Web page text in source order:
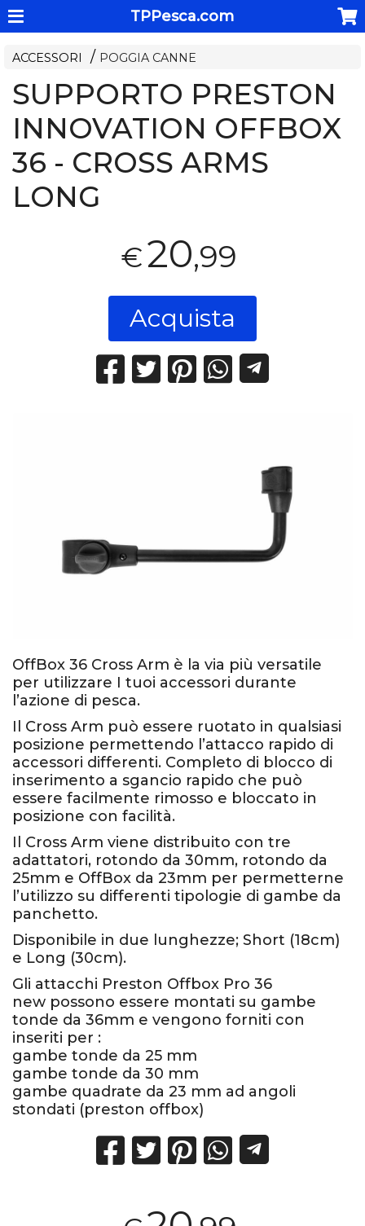
TPPesca.com
ACCESSORI POGGIA CANNE
SUPPORTO PRESTON
INNOVATION OFFBOX
36 - CROSS ARMS
LONG
€20,99
Acquista
OffBox 36 Cross Arm è la via più versatile
per utilizzare I tuoi accessori durante
l’azione di pesca.
Il Cross Arm può essere ruotato in qualsiasi
posizione permettendo l’attacco rapido di
accessori differenti. Completo di blocco di
inserimento a sgancio rapido che può
essere facilmente rimosso e bloccato in
posizione con facilità.
Il Cross Arm viene distribuito con tre
adattatori, rotondo da 30mm, rotondo da
25mm e OffBox da 23mm per permetterne
l’utilizzo su differenti tipologie di gambe da
panchetto.
Disponibile in due lunghezze; Short (18cm)
e Long (30cm).
Gli attacchi Preston Offbox Pro 36
new possono essere montati su gambe
tonde da 36mm e vengono forniti con
inseriti per :
gambe tonde da 25 mm
gambe tonde da 30 mm
gambe quadrate da 23 mm ad angoli
stondati (preston offbox)